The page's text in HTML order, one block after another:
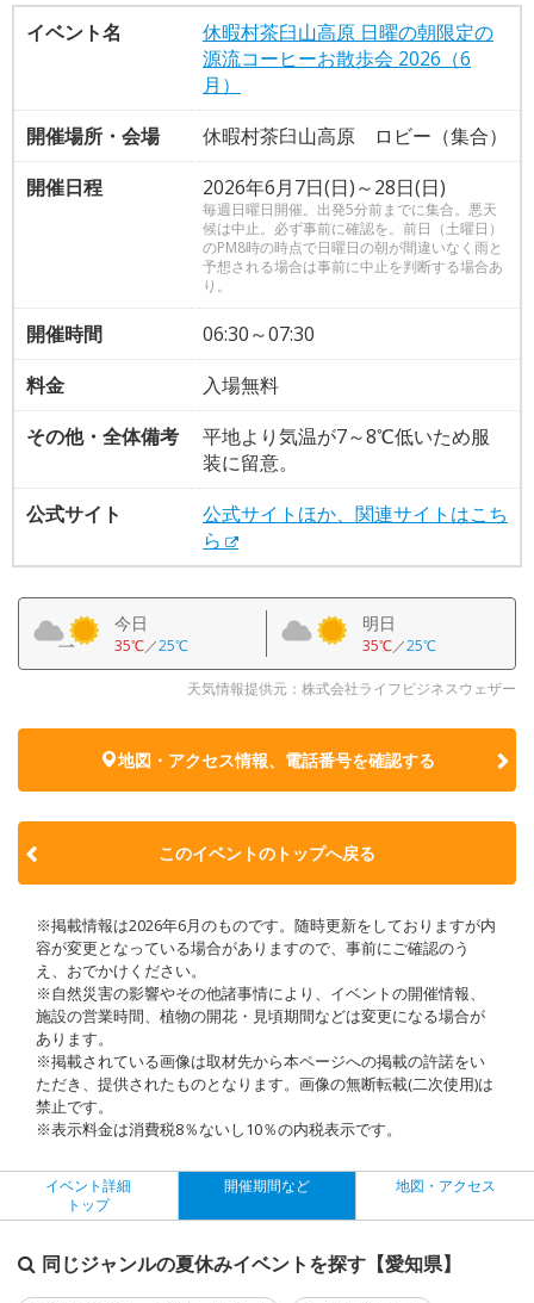
イベント名
休暇村茶臼山高原 日曜の朝限定の
源流コーヒーお散歩会 2026（6
月）
開催場所・会場
休暇村茶臼山高原 ロビー（集合）
開催日程
2026年6月7日(日)～28日(日)
毎週日曜日開催。出発5分前までに集合。悪天
候は中止。必ず事前に確認を。前日（土曜日）
のPM8時の時点で日曜日の朝が間違いなく雨と
予想される場合は事前に中止を判断する場合あ
り。
開催時間
06:30～07:30
料金
入場無料
その他・全体備考
平地より気温が7～8℃低いため服
装に留意。
公式サイト
公式サイトほか、関連サイトはこち
ら
今日
35℃／25℃
明日
35℃／25℃
天気情報提供元：株式会社ライフビジネスウェザー
地図・アクセス情報、電話番号を確認する
このイベントのトップへ戻る
※掲載情報は2026年6月のものです。随時更新をしておりますが内
容が変更となっている場合がありますので、事前にご確認のう
え、おでかけください。
※自然災害の影響やその他諸事情により、イベントの開催情報、
施設の営業時間、植物の開花・見頃期間などは変更になる場合が
あります。
※掲載されている画像は取材先から本ページへの掲載の許諾をい
ただき、提供されたものとなります。画像の無断転載(二次使用)は
禁止です。
※表示料金は消費税8％ないし10％の内税表示です。
イベント詳細
トップ
開催期間など 地図・アクセス
同じジャンルの夏休みイベントを探す【愛知県】